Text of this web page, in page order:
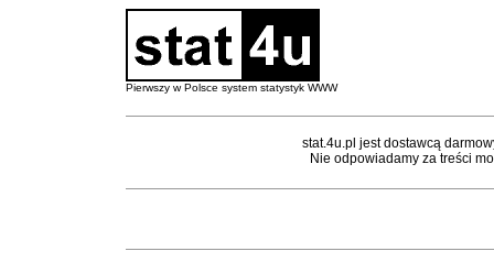
Pierwszy w Polsce system statystyk WWW
stat.4u.pl jest dostawcą
Nie odpowiadamy za treści